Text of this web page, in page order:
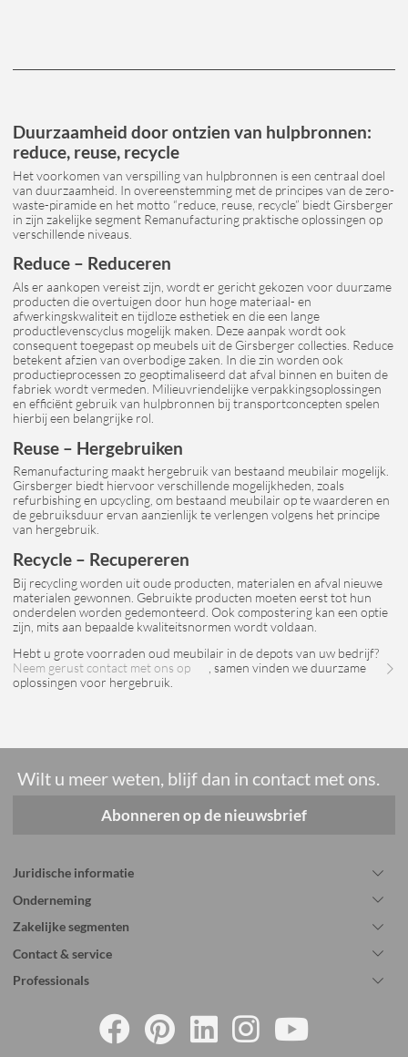
Duurzaamheid door ontzien van hulpbronnen:
reduce, reuse, recycle
Het voorkomen van verspilling van hulpbronnen is een centraal doel
van duurzaamheid. In overeenstemming met de principes van de zero-
waste-piramide en het motto “reduce, reuse, recycle” biedt Girsberger
in zijn zakelijke segment Remanufacturing praktische oplossingen op
verschillende niveaus.
Reduce – Reduceren
Als er aankopen vereist zijn, wordt er gericht gekozen voor duurzame
producten die overtuigen door hun hoge materiaal- en
afwerkingskwaliteit en tijdloze esthetiek en die een lange
productlevenscyclus mogelijk maken. Deze aanpak wordt ook
consequent toegepast op meubels uit de Girsberger collecties. Reduce
betekent afzien van overbodige zaken. In die zin worden ook
productieprocessen zo geoptimaliseerd dat afval binnen en buiten de
fabriek wordt vermeden. Milieuvriendelijke verpakkingsoplossingen
en efficiënt gebruik van hulpbronnen bij transportconcepten spelen
hierbij een belangrijke rol.
Reuse – Hergebruiken
Remanufacturing maakt hergebruik van bestaand meubilair mogelijk.
Girsberger biedt hiervoor verschillende mogelijkheden, zoals
refurbishing en upcycling, om bestaand meubilair op te waarderen en
de gebruiksduur ervan aanzienlijk te verlengen volgens het principe
van hergebruik.
Recycle – Recupereren
Bij recycling worden uit oude producten, materialen en afval nieuwe
materialen gewonnen. Gebruikte producten moeten eerst tot hun
onderdelen worden gedemonteerd. Ook compostering kan een optie
zijn, mits aan bepaalde kwaliteitsnormen wordt voldaan.
Hebt u grote voorraden oud meubilair in de depots van uw bedrijf?
Neem gerust contact met ons op
, samen vinden we duurzame
oplossingen voor hergebruik.
Wilt u meer weten, blijf dan in contact met ons.
Abonneren op de nieuwsbrief
Juridische informatie
Onderneming
Zakelijke segmenten
Contact & service
Professionals